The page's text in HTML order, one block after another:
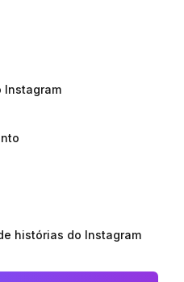
Instagram
histórias do Instagram